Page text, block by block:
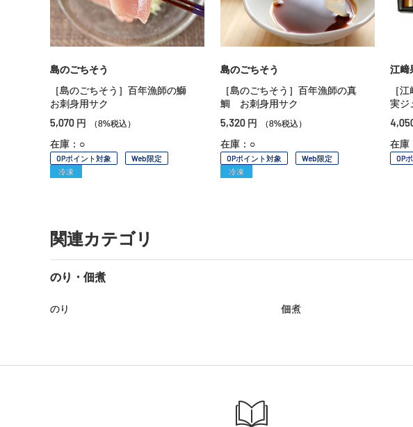
島のごちそう
［島のごちそう］百年漁師の鰤
お刺身用サク
5,070 円 （8%税込）
在庫：○
OPポイント対象
Web限定
冷凍
島のごちそう
［島のごちそう］百年漁師の真
鯛 お刺身用サク
5,320 円 （8%税込）
在庫：○
OPポイント対象
Web限定
冷凍
江﨑
［
実ジ
在庫
OP
関連カテゴリ
のり・佃煮
のり 佃煮